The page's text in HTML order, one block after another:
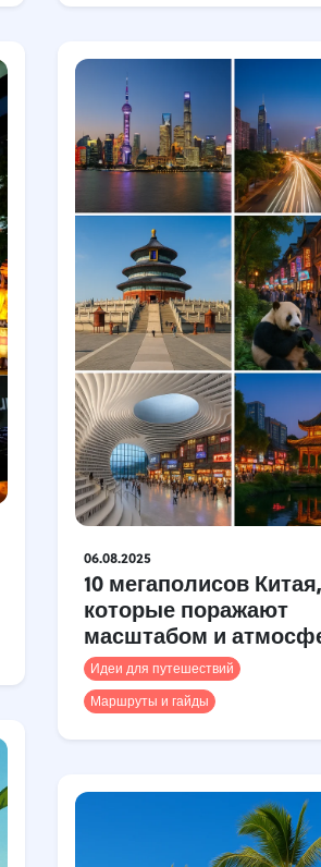
06.08.2025
10 мегаполисов Китая,
которые поражают
масштабом и
Идеи для путешествий
Маршруты и гайды